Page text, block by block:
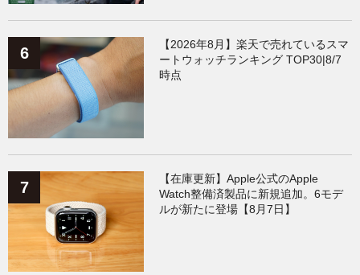
【2026年8月】楽天で売れているスマ
ートウォッチランキング TOP30|8/7
時点
【在庫更新】Apple公式のApple
Watch整備済製品に新規追加。6モデ
ルが新たに登場【8月7日】